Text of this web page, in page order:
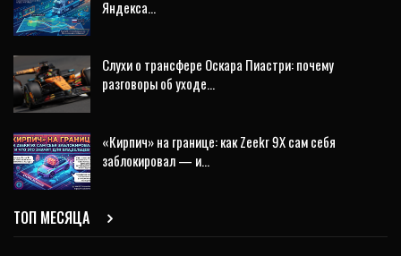
Яндекса…
Слухи о трансфере Оскара Пиастри: почему
разговоры об уходе…
«Кирпич» на границе: как Zeekr 9X сам себя
заблокировал — и…
ТОП МЕСЯЦА